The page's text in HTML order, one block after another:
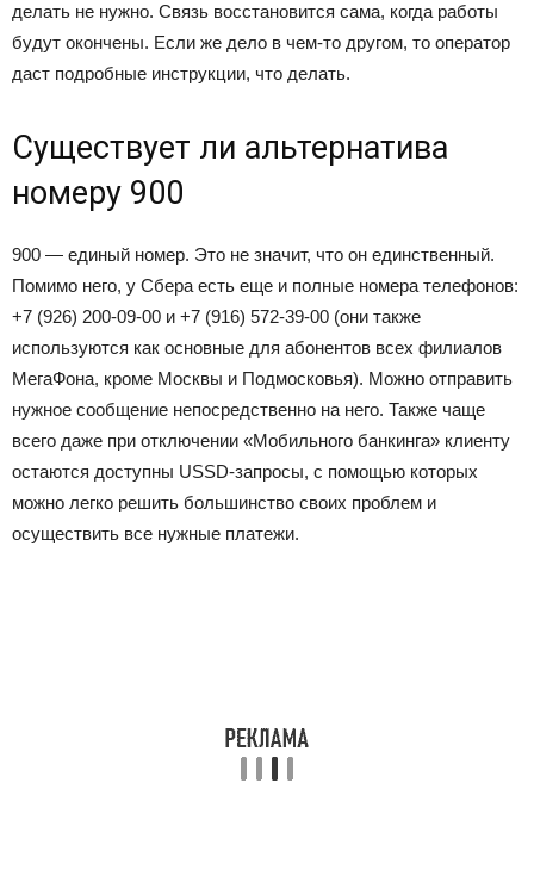
делать не нужно. Связь восстановится сама, когда работы
будут окончены. Если же дело в чем-то другом, то оператор
даст подробные инструкции, что делать.
Существует ли альтернатива
номеру 900
900 — единый номер. Это не значит, что он единственный.
Помимо него, у Сбера есть еще и полные номера телефонов:
+7 (926) 200-09-00 и +7 (916) 572-39-00 (они также
используются как основные для абонентов всех филиалов
МегаФона, кроме Москвы и Подмосковья). Можно отправить
нужное сообщение непосредственно на него. Также чаще
всего даже при отключении «Мобильного банкинга» клиенту
остаются доступны USSD-запросы, с помощью которых
можно легко решить большинство своих проблем и
осуществить все нужные платежи.